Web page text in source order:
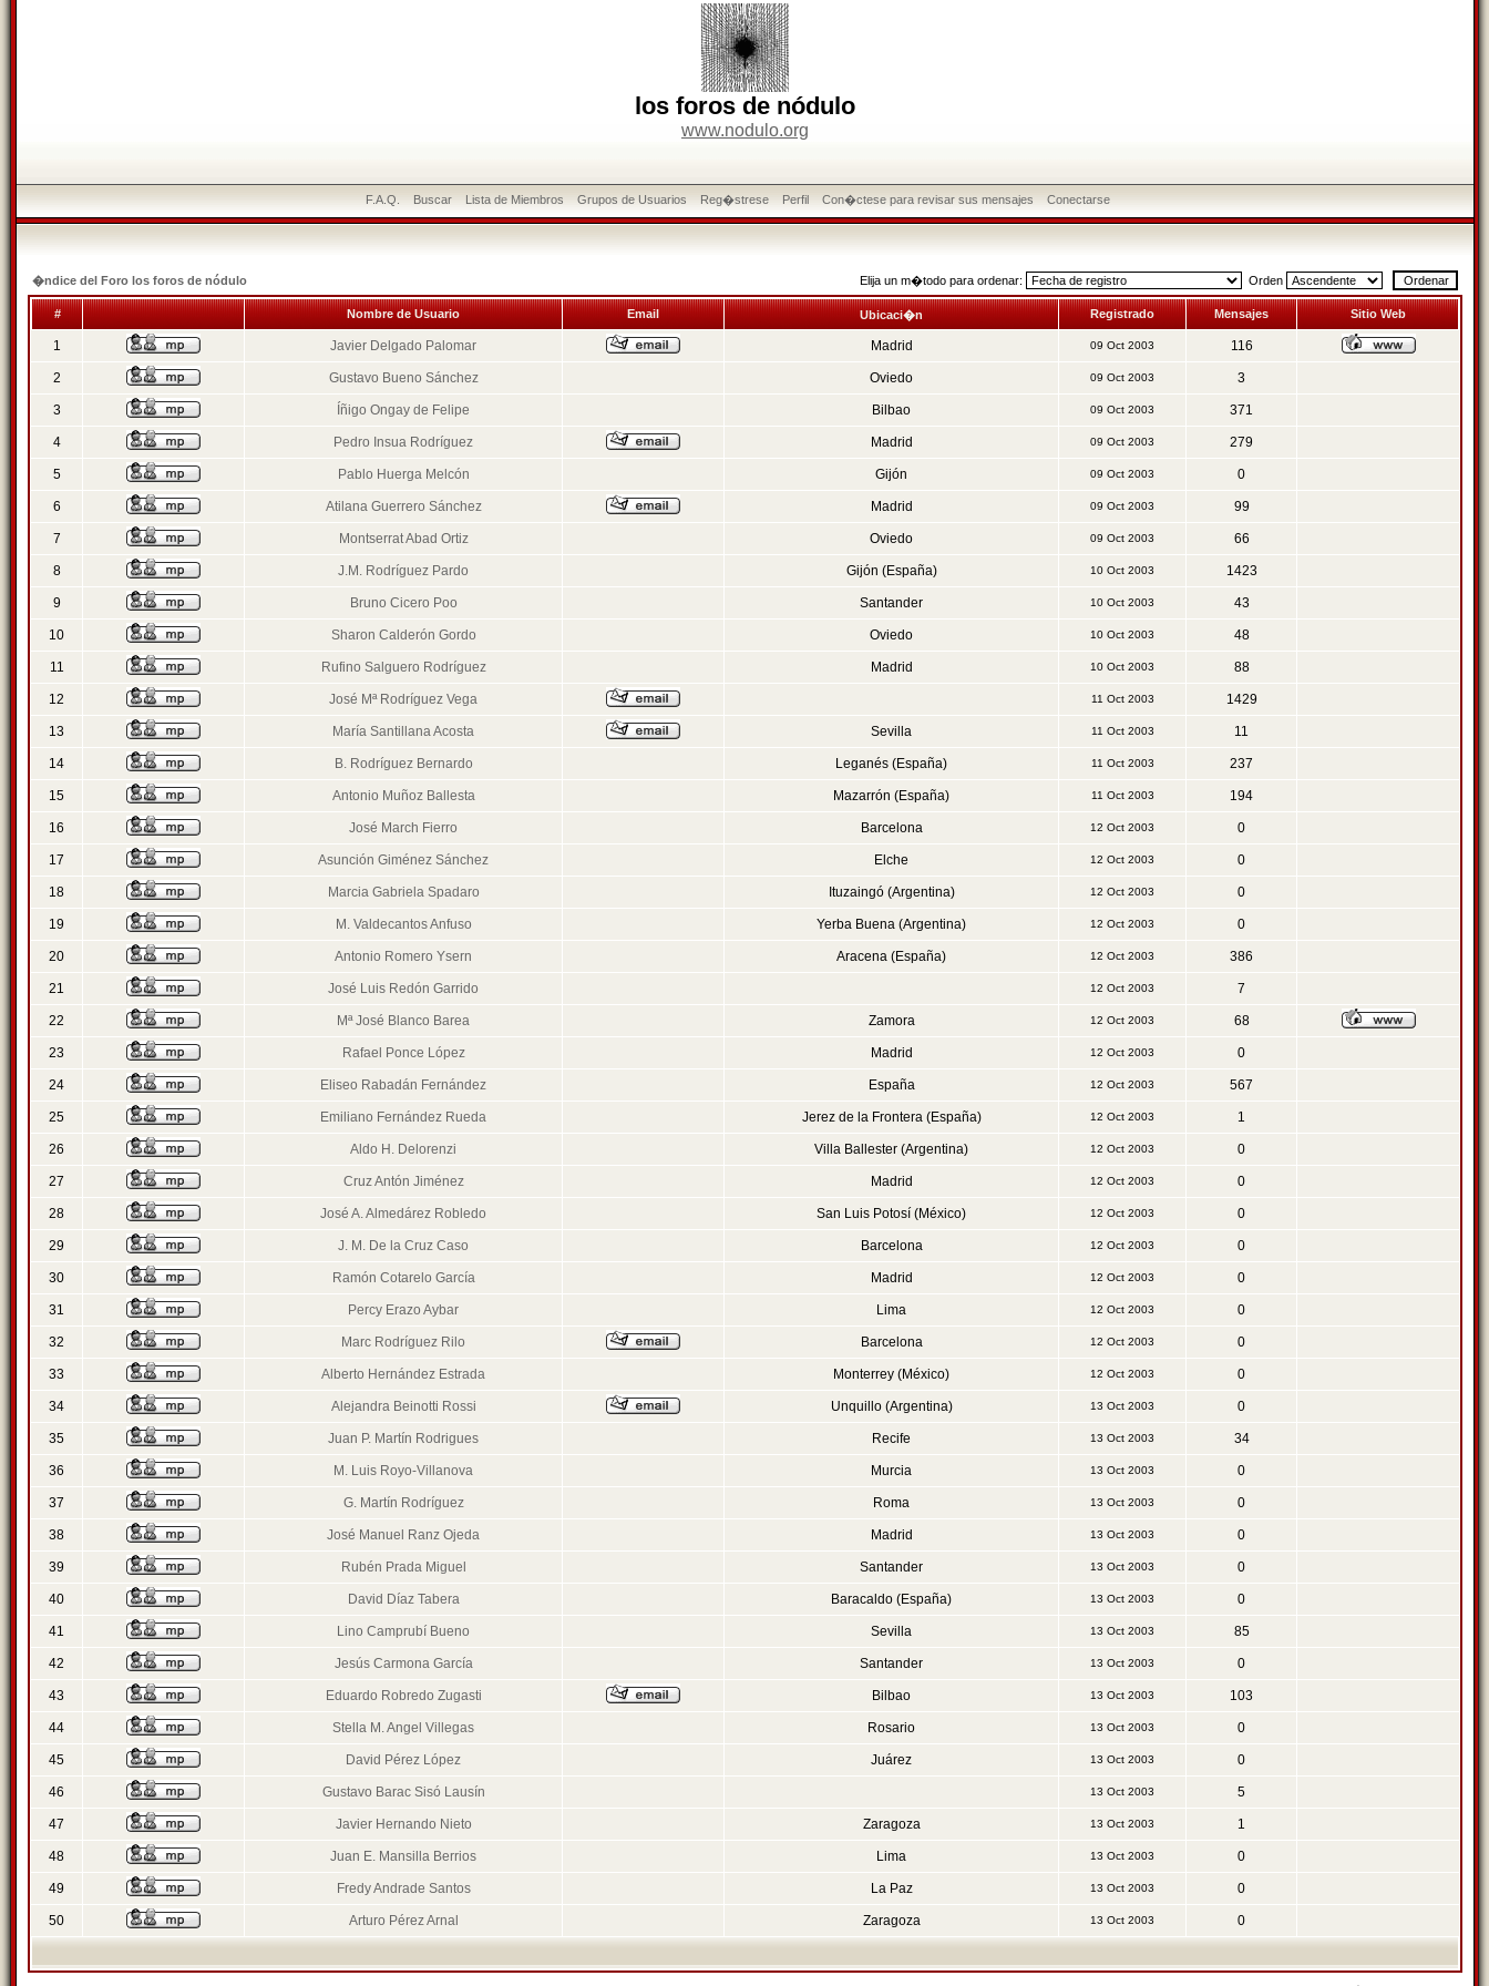
los foros de nódulo
www.nodulo.org
F.A.Q. Buscar Lista de Miembros Grupos de Usuarios Reg�strese Perfil Con�ctese para revisar sus mensajes Conectarse
�ndice del Foro los foros de nódulo Elija un m�todo para ordenar: Orden
# Nombre de Usuario Email Ubicaci�n Registrado Mensajes Sitio Web
1 Javier Delgado Palomar Madrid 09 Oct 2003 116
2 Gustavo Bueno Sánchez Oviedo 09 Oct 2003 3
3 Íñigo Ongay de Felipe Bilbao 09 Oct 2003 371
4 Pedro Insua Rodríguez Madrid 09 Oct 2003 279
5 Pablo Huerga Melcón Gijón 09 Oct 2003 0
6 Atilana Guerrero Sánchez Madrid 09 Oct 2003 99
7 Montserrat Abad Ortiz Oviedo 09 Oct 2003 66
8 J.M. Rodríguez Pardo Gijón (España) 10 Oct 2003 1423
9 Bruno Cicero Poo Santander 10 Oct 2003 43
10 Sharon Calderón Gordo Oviedo 10 Oct 2003 48
11 Rufino Salguero Rodríguez Madrid 10 Oct 2003 88
12 José Mª Rodríguez Vega 11 Oct 2003 1429
13 María Santillana Acosta Sevilla 11 Oct 2003 11
14 B. Rodríguez Bernardo Leganés (España) 11 Oct 2003 237
15 Antonio Muñoz Ballesta Mazarrón (España) 11 Oct 2003 194
16 José March Fierro Barcelona 12 Oct 2003 0
17 Asunción Giménez Sánchez Elche 12 Oct 2003 0
18 Marcia Gabriela Spadaro Ituzaingó (Argentina) 12 Oct 2003 0
19 M. Valdecantos Anfuso Yerba Buena (Argentina) 12 Oct 2003 0
20 Antonio Romero Ysern Aracena (España) 12 Oct 2003 386
21 José Luis Redón Garrido 12 Oct 2003 7
22 Mª José Blanco Barea Zamora 12 Oct 2003 68
23 Rafael Ponce López Madrid 12 Oct 2003 0
24 Eliseo Rabadán Fernández España 12 Oct 2003 567
25 Emiliano Fernández Rueda Jerez de la Frontera (España) 12 Oct 2003 1
26 Aldo H. Delorenzi Villa Ballester (Argentina) 12 Oct 2003 0
27 Cruz Antón Jiménez Madrid 12 Oct 2003 0
28 José A. Almedárez Robledo San Luis Potosí (México) 12 Oct 2003 0
29 J. M. De la Cruz Caso Barcelona 12 Oct 2003 0
30 Ramón Cotarelo García Madrid 12 Oct 2003 0
31 Percy Erazo Aybar Lima 12 Oct 2003 0
32 Marc Rodríguez Rilo Barcelona 12 Oct 2003 0
33 Alberto Hernández Estrada Monterrey (México) 12 Oct 2003 0
34 Alejandra Beinotti Rossi Unquillo (Argentina) 13 Oct 2003 0
35 Juan P. Martín Rodrigues Recife 13 Oct 2003 34
36 M. Luis Royo-Villanova Murcia 13 Oct 2003 0
37 G. Martín Rodríguez Roma 13 Oct 2003 0
38 José Manuel Ranz Ojeda Madrid 13 Oct 2003 0
39 Rubén Prada Miguel Santander 13 Oct 2003 0
40 David Díaz Tabera Baracaldo (España) 13 Oct 2003 0
41 Lino Camprubí Bueno Sevilla 13 Oct 2003 85
42 Jesús Carmona García Santander 13 Oct 2003 0
43 Eduardo Robredo Zugasti Bilbao 13 Oct 2003 103
44 Stella M. Angel Villegas Rosario 13 Oct 2003 0
45 David Pérez López Juárez 13 Oct 2003 0
46 Gustavo Barac Sisó Lausín 13 Oct 2003 5
47 Javier Hernando Nieto Zaragoza 13 Oct 2003 1
48 Juan E. Mansilla Berrios Lima 13 Oct 2003 0
49 Fredy Andrade Santos La Paz 13 Oct 2003 0
50 Arturo Pérez Arnal Zaragoza 13 Oct 2003 0